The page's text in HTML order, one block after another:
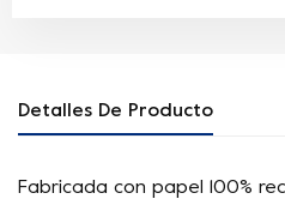
Detalles De Producto
Fabricada con papel 100%